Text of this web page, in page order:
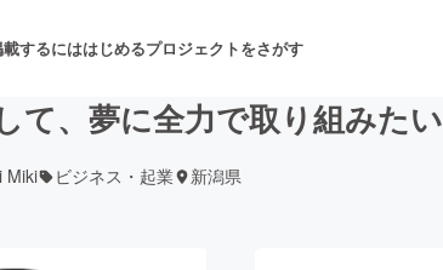
するにははじめるプロジェクトをさがす
て、夢に全力で取り組みたい
Miki ビジネス・起業 新潟県